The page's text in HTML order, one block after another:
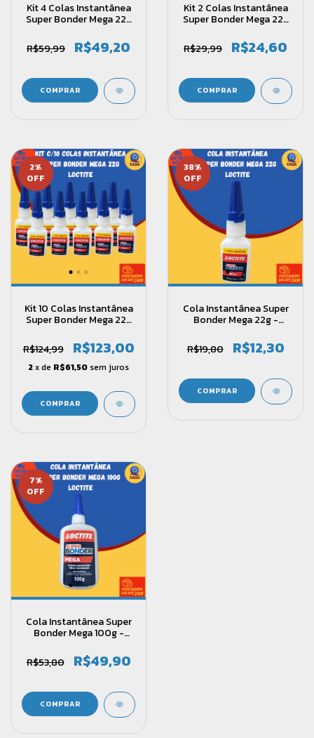
Kit 4 Colas Instantânea
Super Bonder Mega 22g
R$59,99
R$49,20
Kit 2 Colas Instantânea
Super Bonder Mega 22g
R$29,99
R$24,60
2%
OFF
Kit 10 Colas Instantânea
Super Bonder Mega 22g
R$124,99
R$123,00
2x de R$61,50 sem juros
38%
OFF
Cola Instantânea Super
Bonder Mega 22g -
R$19,80
R$12,30
7%
OFF
Cola Instantânea Super
Bonder Mega 100g -
R$53,80
R$49,90